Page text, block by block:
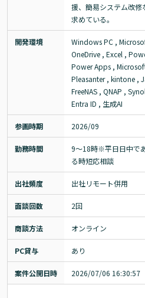
援、簡易システム改修
求めている。
開発環境
Windows PC ,
OneDrive , Excel ,
Power Apps ,
Pleasanter , kintone ,
FreeNAS , QNAP ,
Entra ID , 生成AI
参画時期 2026/09
勤務時間
9〜18時※平日日中で
る時短応相談
出社頻度 出社リモート併用
面談回数 2回
商談方法 オンライン
PC貸与 あり
案件公開日時 2026/07/06 16:30:57